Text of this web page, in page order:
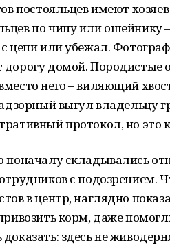
постояльцев имеют
по чипу или ошейнику
цепи или убежал.
домой. Породистые
него – виляющий
выгул владельцу
протокол, но это
поначалу складывались
с подозрением.
в центр, наглядно
корм, даже
здесь не